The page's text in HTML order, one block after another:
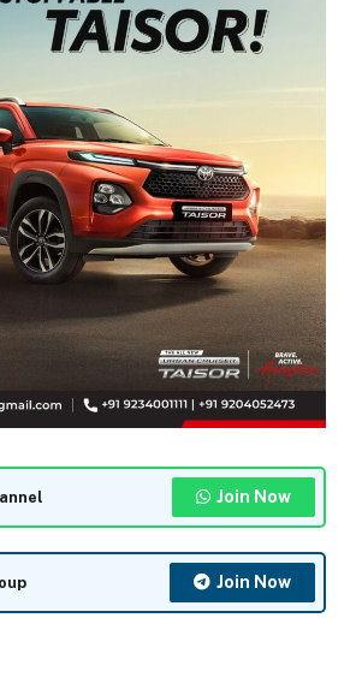
Join Now
Join Now